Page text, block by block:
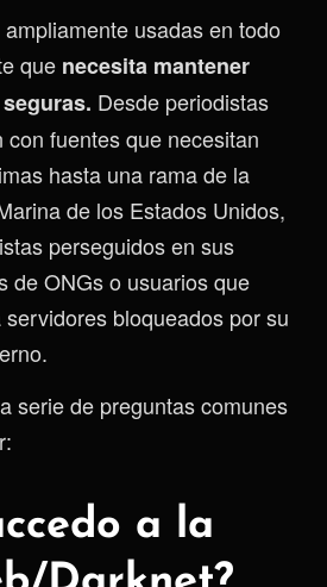
usadas en todo
que necesita mantener
Desde periodistas
fuentes que necesitan
hasta una rama de la
de los Estados Unidos,
perseguidos en sus
de ONGs o usuarios que
bloqueados por su
serie de preguntas comunes
a la